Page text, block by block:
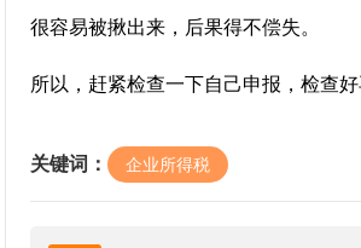
很容易被揪出来，后果得不偿失。
所以，赶紧检查一下自己申报，检查好
关键词： 企业所得税